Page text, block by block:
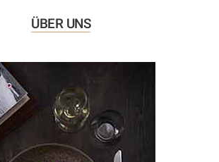
ÜBER UNS